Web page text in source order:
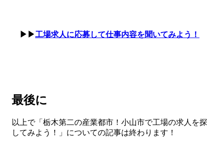
▶▶工場求人に応募して仕事内容を聞いてみよう！
最後に
以上で「栃木第二の産業都市！小山市で工場の求人を探
してみよう！」についての記事は終わります！